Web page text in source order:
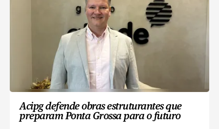
Acipg defende obras estruturantes que
preparam Ponta Grossa para o futuro